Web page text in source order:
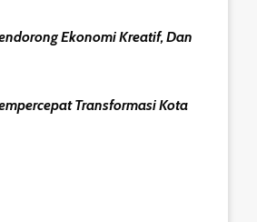
Ekonomi Kreatif, Dan
Transformasi Kota